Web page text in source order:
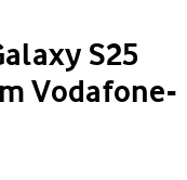
S25
Vodafone-